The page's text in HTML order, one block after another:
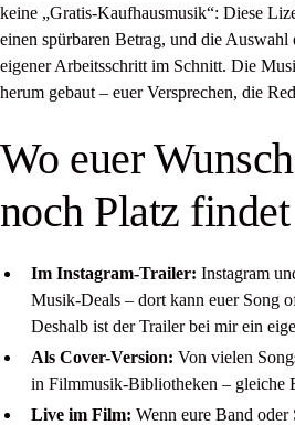
keine „Gratis-Kaufhausmusik“: Diese
einen spürbaren Betrag, und die Auswahl
eigener Arbeitsschritt im Schnitt. Die
herum gebaut – euer Versprechen, die
Wo euer
noch Platz findet
Im Instagram-Trailer: Instagram
Musik-Deals – dort kann euer Song
Deshalb ist der Trailer bei mir ein
Als Cover-Version: Von vielen
in Filmmusik-Bibliotheken – gleiche
Live im Film: Wenn eure Band